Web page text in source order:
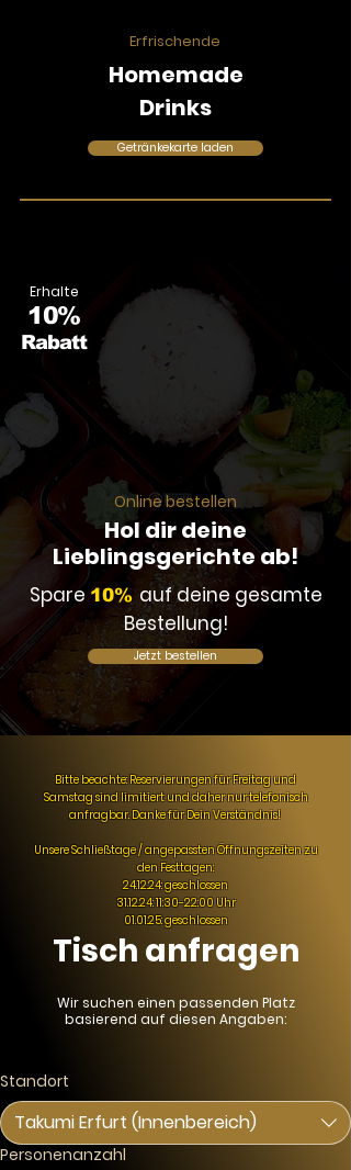
Erfrischende
Homemade
Drinks
Getränkekarte laden
Erhalte
10%
Rabatt
Online bestellen
Hol dir deine
Lieblingsgerichte ab!
Spare 10% auf deine gesamte
Bestellung!
Jetzt bestellen
Bitte beachte: Reservierungen für Freitag und
Samstag sind limitiert und daher nur telefonisch
anfragbar. Danke für Dein Verständnis!
Unsere Schließtage / angepassten Öffnungszeiten zu
den Festtagen:
24.12.24: geschlossen
31.12.24: 11:30-22:00 Uhr
01.01.25: geschlossen
Tisch anfragen
Wir suchen einen passenden Platz
basierend auf diesen Angaben:
Standort
Takumi Erfurt (Innenbereich)
Personenanzahl